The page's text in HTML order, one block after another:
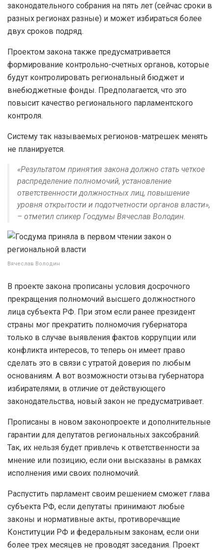
законодательного собрания на пять лет (сейчас сроки в
разных регионах разные) и может избираться более
двух сроков подряд.
Проектом закона также предусматривается
формирование контрольно-счетных органов, которые
будут контролировать региональный бюджет и
внебюджетные фонды. Предполагается, что это
повысит качество регионального парламентского
контроля.
Систему так называемых регионов-матрешек менять
не планируется.
«Результатом принятия закона должно стать четкое
распределение полномочий, установление
ответственности должностных лиц, повышение
уровня открытости и подотчетности органов власти»,
– отметил спикер Госдумы Вячеслав Володин.
Вячеслав Володин
В проекте закона прописаны условия досрочного
прекращения полномочий высшего должностного
лица субъекта РФ. При этом если ранее президент
страны мог прекратить полномочия губернатора
только в случае выявления фактов коррупции или
конфликта интересов, то теперь он имеет право
сделать это в связи с утратой доверия по любым
основаниям. А вот возможности отзыва губернатора
избирателями, в отличие от действующего
законодательства, новый закон не предусматривает.
Прописаны в новом законопроекте и дополнительные
гарантии для депутатов региональных заксобраний.
Так, их нельзя будет привлечь к ответственности за
мнение или позицию, если они высказаны в рамках
исполнения ими своих полномочий.
Распустить парламент своим решением сможет глава
субъекта РФ, если депутаты принимают любые
законы и нормативные акты, противоречащие
Конституции РФ и федеральным законам, если они
более трех месяцев не проводят заседания. Проект